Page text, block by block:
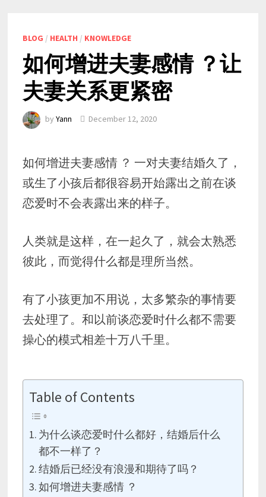
BLOG / HEALTH / KNOWLEDGE
如何增进夫妻感情 ？让
夫妻关系更紧密
by Yann December 12, 2020
如何增进夫妻感情 ？ 一对夫妻结婚久了，
或生了小孩后都很容易开始露出之前在谈
恋爱时不会表露出来的样子。
人类就是这样，在一起久了，就会太熟悉
彼此，而觉得什么都是理所当然。
有了小孩更加不用说，太多繁杂的事情要
去处理了。和以前谈恋爱时什么都不需要
操心的模式相差十万八千里。
Table of Contents
为什么谈恋爱时什么都好，结婚后什么
都不一样了？
结婚后已经没有浪漫和期待了吗？
如何增进夫妻感情 ？